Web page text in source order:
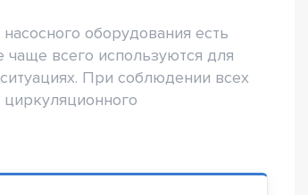
оборудования есть
всего используются для
При соблюдении всех